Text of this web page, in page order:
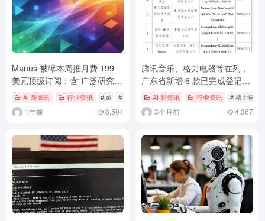
Manus 被曝本周推月费 199
美元顶级订阅：含“广泛研究”
智能体，可同时 AI 分析超
1000 支股票
AI 新资讯 行业资讯 # ai # Manus
1年前 8,504
腾讯音乐、格力电器等在列，
广东省新增 6 款已完成登记生
成式人工智能服务
AI 新资讯 行业资讯 # 格力电器
3个月前 4,367